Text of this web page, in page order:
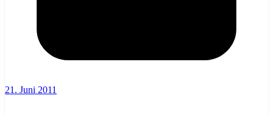
21. Juni 2011